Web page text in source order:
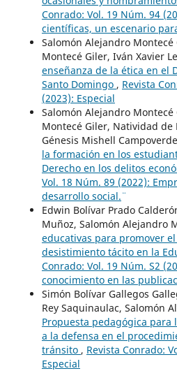
Conrado: Vol. 19 Núm. 94
científicas, un escenario
Salomón Alejandro
Montecé Giler, Iván Xavier
enseñanza de la ética en el
Santo Domingo , Revista
(2023): Especial
Salomón Alejandro
Montecé Giler, Natividad de
Génesis Mishell
la formación en los
Derecho en los delitos
Vol. 18 Núm. 89 (2022):
desarrollo social.¨
Edwin Bolívar Prado
Muñoz, Salomón Alejandro
educativas para promover
desistimiento tácito en la
Conrado: Vol. 19 Núm. S2
conocimiento en las
Simón Bolívar Gallegos
Rey Saquinaulac, Salomón
Propuesta pedagógica para
a la defensa en el
tránsito , Revista Conrado:
Especial